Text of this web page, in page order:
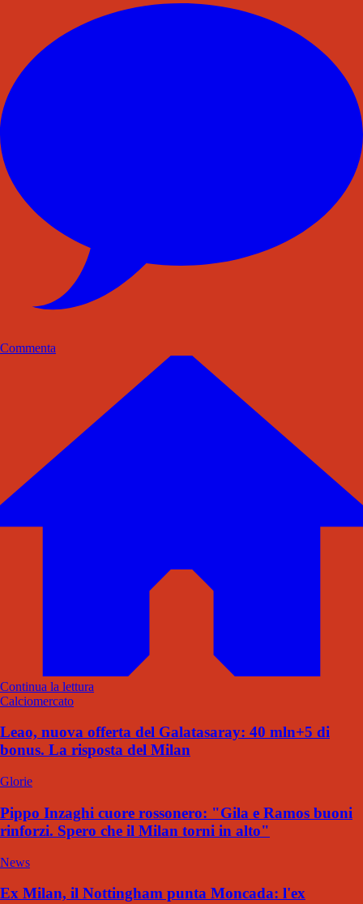
Commenta
Continua la lettura
Calciomercato
Leao, nuova offerta del Galatasaray: 40 mln+5 di
bonus. La risposta del Milan
Glorie
Pippo Inzaghi cuore rossonero: "Gila e Ramos buoni
rinforzi. Spero che il Milan torni in alto"
News
Ex Milan, il Nottingham punta Moncada: l'ex